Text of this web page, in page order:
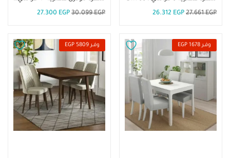
27.661EGP
26.312 EGP
30.099EGP
27.300 EGP
وفــر 1678 EGP وفــر 5809 EGP